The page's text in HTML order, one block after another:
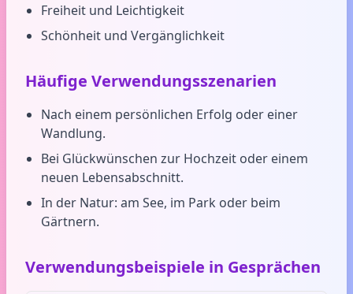
Freiheit und Leichtigkeit
Schönheit und Vergänglichkeit
Häufige Verwendungsszenarien
Nach einem persönlichen Erfolg oder einer
Wandlung.
Bei Glückwünschen zur Hochzeit oder einem
neuen Lebensabschnitt.
In der Natur: am See, im Park oder beim
Gärtnern.
Verwendungsbeispiele in Gesprächen